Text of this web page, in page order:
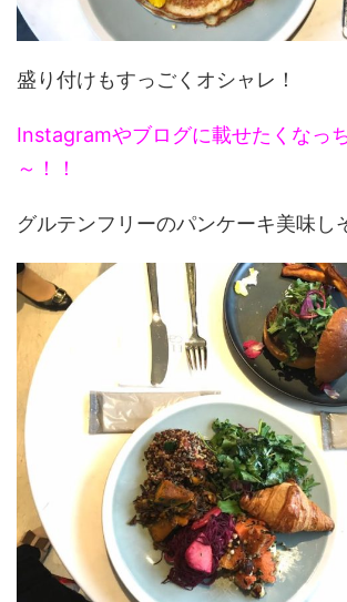
盛り付けもすっごくオシャレ！
Instagramやブログに載せたくなっ
～！！
グルテンフリーのパンケーキ美味し